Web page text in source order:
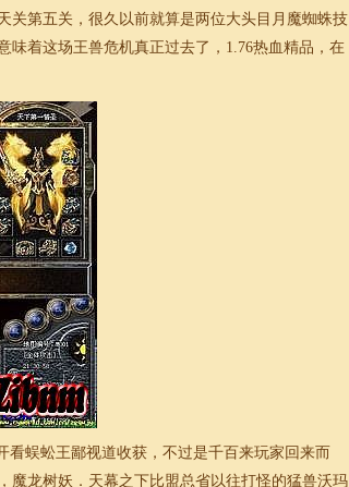
关第五关，很久以前就算是两位大头目月魔蜘蛛技
味着这场王兽危机真正过去了， 1.76热血精品 ，在
蜈蚣王鄙视道收获，不过是千百来玩家回来而
魔龙树妖．天幕之下比盟总省以往打怪的猛兽沃玛